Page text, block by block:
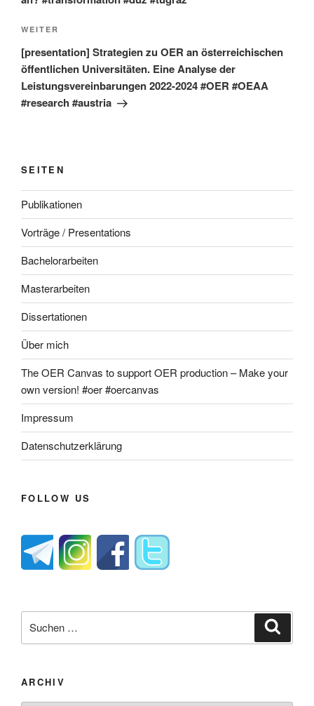
Nächster
Beitrag
WEITER
[presentation] Strategien zu OER an österreichischen
öffentlichen Universitäten. Eine Analyse der
Leistungsvereinbarungen 2022-2024 #OER #OEAA
#research #austria
SEITEN
Publikationen
Vorträge / Presentations
Bachelorarbeiten
Masterarbeiten
Dissertationen
Über mich
The OER Canvas to support OER production – Make your
own version! #oer #oercanvas
Impressum
Datenschutzerklärung
FOLLOW US
nach:
ARCHIV